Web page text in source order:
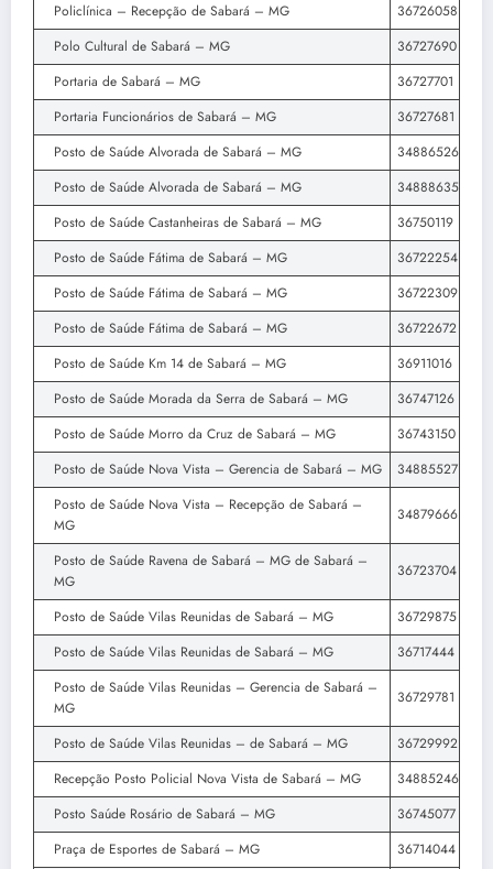
Policlínica – Recepção de Sabará – MG
36726058
Polo Cultural de Sabará – MG
36727690
Portaria de Sabará – MG
36727701
Portaria Funcionários de Sabará – MG
36727681
Posto de Saúde Alvorada de Sabará – MG
34886526
Posto de Saúde Alvorada de Sabará – MG
34888635
Posto de Saúde Castanheiras de Sabará – MG
36750119
Posto de Saúde Fátima de Sabará – MG
36722254
Posto de Saúde Fátima de Sabará – MG
36722309
Posto de Saúde Fátima de Sabará – MG
36722672
Posto de Saúde Km 14 de Sabará – MG
36911016
Posto de Saúde Morada da Serra de Sabará – MG
36747126
Posto de Saúde Morro da Cruz de Sabará – MG
36743150
Posto de Saúde Nova Vista – Gerencia de Sabará – MG
34885527
Posto de Saúde Nova Vista – Recepção de Sabará –
MG
34879666
Posto de Saúde Ravena de Sabará – MG de Sabará –
MG
36723704
Posto de Saúde Vilas Reunidas de Sabará – MG
36729875
Posto de Saúde Vilas Reunidas de Sabará – MG
36717444
Posto de Saúde Vilas Reunidas – Gerencia de Sabará –
MG
36729781
Posto de Saúde Vilas Reunidas – de Sabará – MG
36729992
Recepção Posto Policial Nova Vista de Sabará – MG
34885246
Posto Saúde Rosário de Sabará – MG
36745077
Praça de Esportes de Sabará – MG
36714044